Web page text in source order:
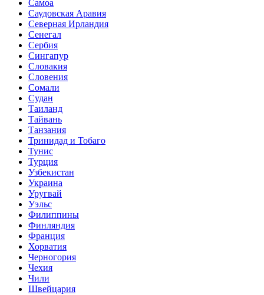
Самоа
Саудовская Аравия
Северная Ирландия
Сенегал
Сербия
Сингапур
Словакия
Словения
Сомали
Судан
Таиланд
Тайвань
Танзания
Тринидад и Тобаго
Тунис
Турция
Узбекистан
Украина
Уругвай
Уэльс
Филиппины
Финляндия
Франция
Хорватия
Черногория
Чехия
Чили
Швейцария